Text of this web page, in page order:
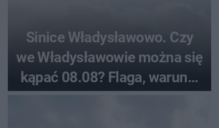
Sinice Władysławowo. Czy
we Władysławowie można się
kąpać 08.08? Flaga, warunki
pogodowe